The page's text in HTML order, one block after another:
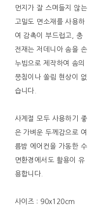
먼지가 잘 스며들지 않는
고밀도 면소재를 사용하
여 감촉이 부드럽고, 충
전재는 저데니아 솜을 손
누빔으로 제작하여 솜의
뭉침이나 쏠림 현상이 없
습니다.
사계절 모두 사용하기 좋
은 가벼운 두께감으로 여
름밤 에어컨을 가동한 수
면환경에서도 활용이 유
용합니다.
사이즈 : 90x120cm